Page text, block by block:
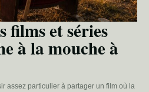
films et séries
à la mouche à
assez particulier à partager un film où la